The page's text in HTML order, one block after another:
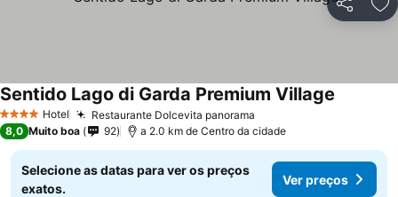
Partilhar
4 EstrelasHotel Restaurante Dolcevita panorama
Sentido Lago di Garda Premium Village
8,0 Muito boa 92 a 2.0 km de Centro da cidade
Selecione as datas para ver os preços
exatos.
Ver preços